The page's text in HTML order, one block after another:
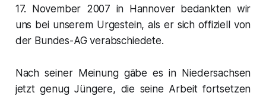
17. November 2007 in Hannover bedankten wir
uns bei unserem Urgestein, als er sich offiziell von
der Bundes-AG verabschiedete.
Nach seiner Meinung gäbe es in Niedersachsen
jetzt genug Jüngere, die seine Arbeit fortsetzen